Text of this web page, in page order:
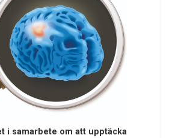
i samarbete om att upptäcka